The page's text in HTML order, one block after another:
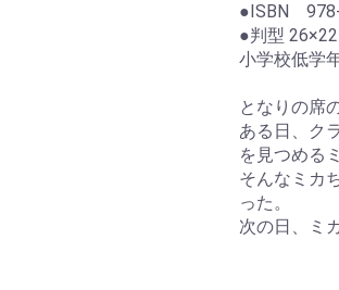
●ISBN
●判型
小学校低学
となりの席
ある日、ク
を見つめる
そんなミカ
った。
次の日、ミ